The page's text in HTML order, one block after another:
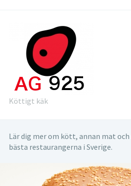
Köttigt käk
Lär dig mer om kött, annan mat och
bästa restaurangerna i Sverige.